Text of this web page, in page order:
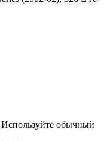
обычный